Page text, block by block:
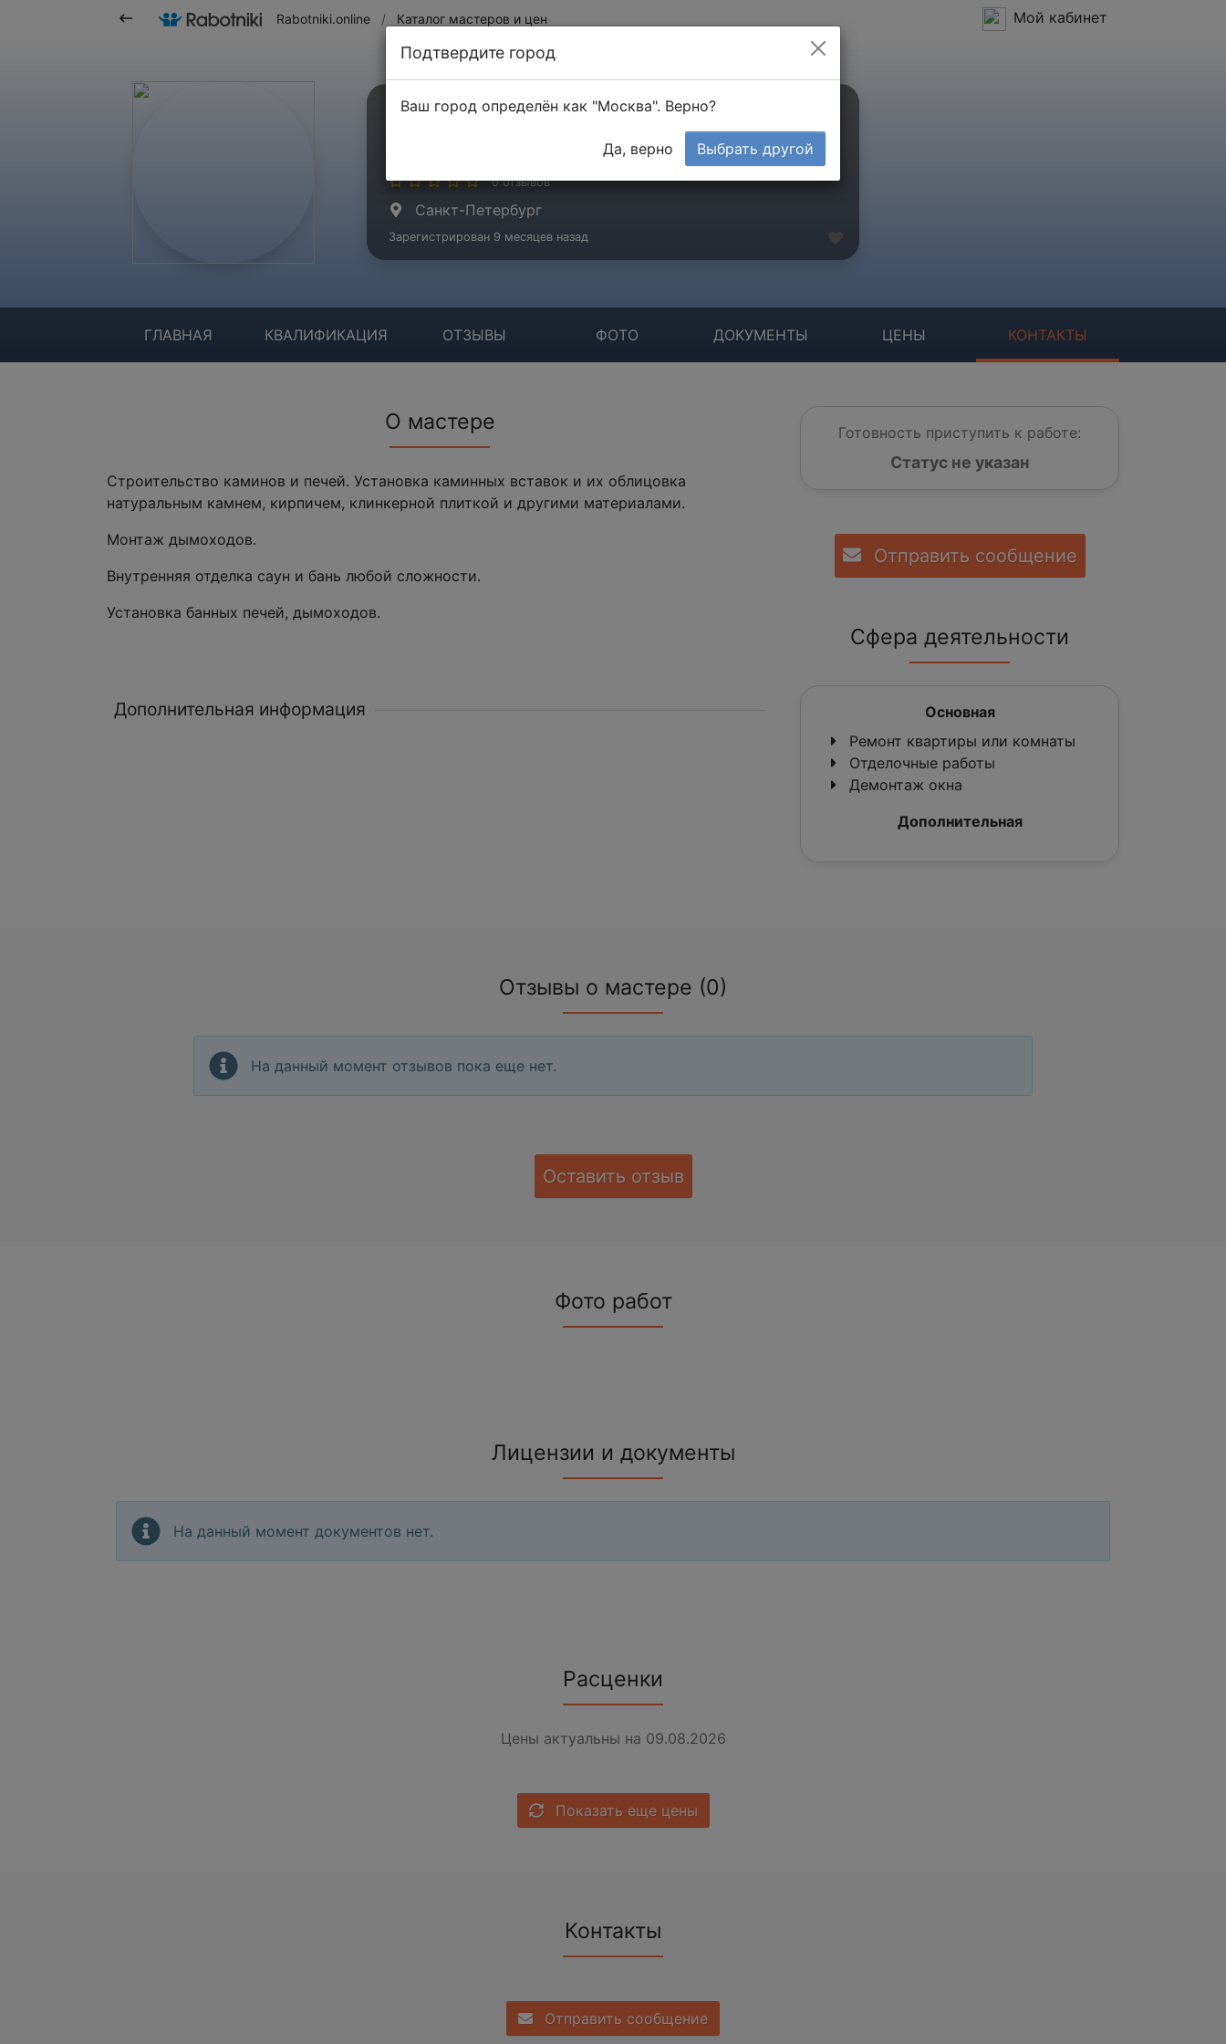
Rabotniki.online / Каталог мастеров и цен Мой кабинет
Ранта Леонид
0 отзывов
Санкт-Петербург
Зарегистрирован 9 месяцев назад
ГЛАВНАЯ КВАЛИФИКАЦИЯ ОТЗЫВЫ ФОТО ДОКУМЕНТЫ ЦЕНЫ КОНТАКТЫ
О мастере
Строительство каминов и печей. Установка каминных вставок и их облицовка
натуральным камнем, кирпичем, клинкерной плиткой и другими материалами.
Монтаж дымоходов.
Внутренняя отделка саун и бань любой сложности.
Установка банных печей, дымоходов.
Дополнительная информация
Готовность приступить к работе:
Статус не указан
Отправить сообщение
Сфера деятельности
Основная
Ремонт квартиры или комнаты
Отделочные работы
Демонтаж окна
Дополнительная
Отзывы о мастере (0)
На данный момент отзывов пока еще нет.
Оставить отзыв
Фото работ
Лицензии и документы
На данный момент документов нет.
Расценки
Цены актуальны на 09.08.2026
Показать еще цены
Контакты
Отправить сообщение
Подтвердите город
Ваш город определён как "Москва". Верно?
Да, верно Выбрать другой